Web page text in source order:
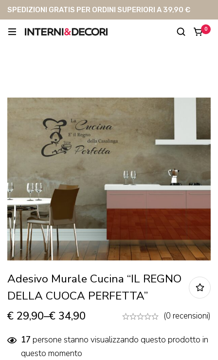
SPEDIZIONI GRATIS PER ORDINI SUPERIORI A 39,90 €
0
Adesivo Murale Cucina “IL REGNO
DELLA CUOCA PERFETTA”
€ 29,90–€ 34,90 (0 recensioni)
17 persone stanno visualizzando questo prodotto in
questo momento